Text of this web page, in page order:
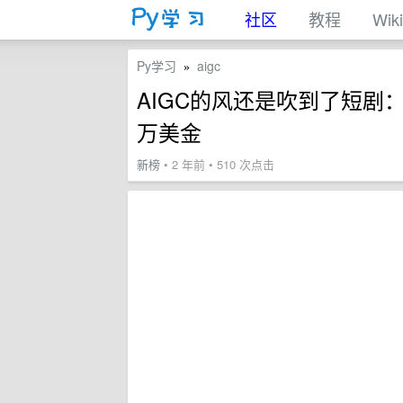
社区 教程 Wiki
Py学习 » aigc
AIGC的风还是吹到了短剧
万美金
新榜 • 2 年前 • 510 次点击